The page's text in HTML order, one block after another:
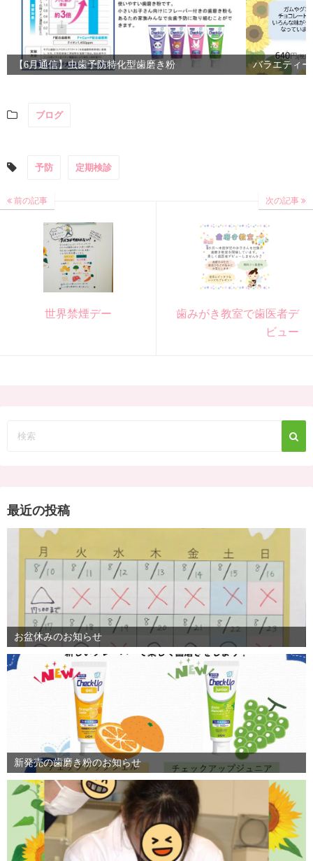
【6月通信】虫歯予防特化型歯磨き粉 バラエティ
ブログ
予防 定期検診
前の記事
世界禁煙デー
次の記事
歯みがき教室で歯医者デ
ビュー
最近の投稿
お盆休みのお知らせ
新発売の歯磨き粉のお知らせ